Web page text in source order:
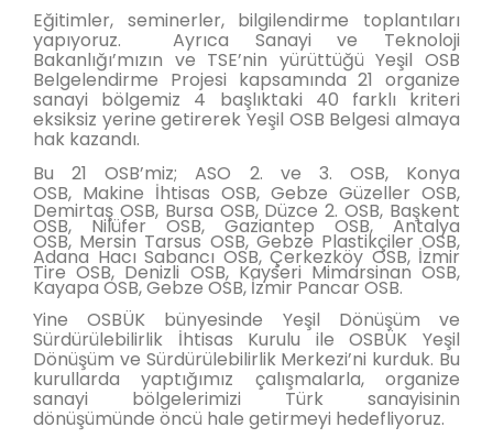
Eğitimler, seminerler, bilgilendirme toplantıları
yapıyoruz. Ayrıca Sanayi ve Teknoloji
Bakanlığı’mızın ve TSE’nin yürüttüğü Yeşil OSB
Belgelendirme Projesi kapsamında 21 organize
sanayi bölgemiz 4 başlıktaki 40 farklı kriteri
eksiksiz yerine getirerek Yeşil OSB Belgesi almaya
hak kazandı.
Bu 21 OSB’miz; ASO 2. ve 3. OSB, Konya
OSB, Makine İhtisas OSB, Gebze Güzeller OSB,
Demirtaş OSB, Bursa OSB, Düzce 2. OSB, Başkent
OSB, Nilüfer OSB, Gaziantep OSB, Antalya
OSB, Mersin Tarsus OSB, Gebze Plastikçiler OSB,
Adana Hacı Sabancı OSB, Çerkezköy OSB, İzmir
Tire OSB, Denizli OSB, Kayseri Mimarsinan OSB,
Kayapa OSB, Gebze OSB, İzmir Pancar OSB.
Yine OSBÜK bünyesinde Yeşil Dönüşüm ve
Sürdürülebilirlik İhtisas Kurulu ile OSBÜK Yeşil
Dönüşüm ve Sürdürülebilirlik Merkezi’ni kurduk. Bu
kurullarda yaptığımız çalışmalarla, organize
sanayi bölgelerimizi Türk sanayisinin
dönüşümünde öncü hale getirmeyi hedefliyoruz.